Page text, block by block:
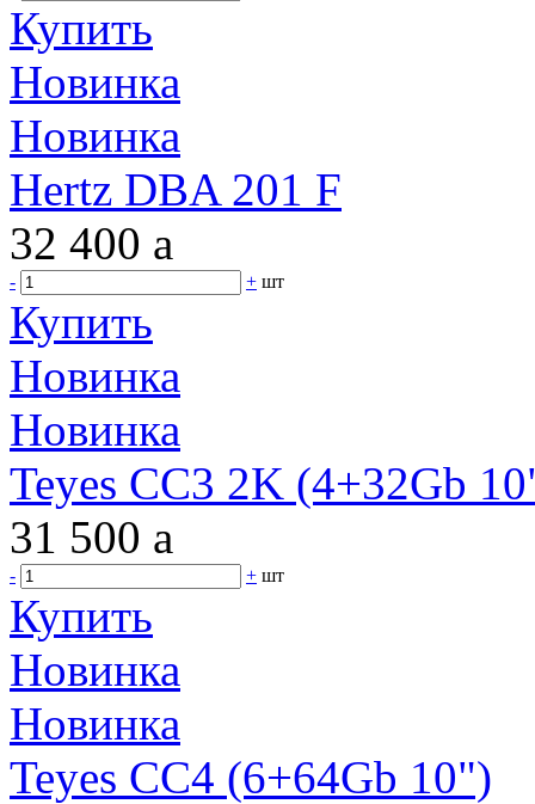
Купить
Новинка
Новинка
Hertz DBA 201 F
32 400 a
- + шт
Купить
Новинка
Новинка
Teyes CC3 2K (4+32Gb
31 500 a
- + шт
Купить
Новинка
Новинка
Teyes CC4 (6+64Gb 10")